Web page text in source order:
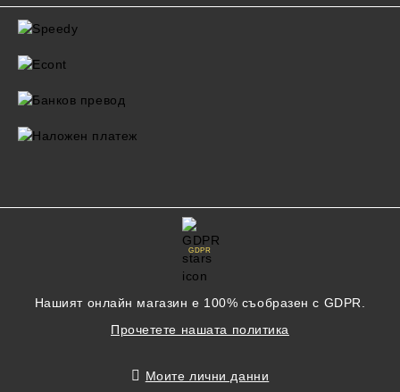
GDPR
Нашият онлайн магазин е 100% съобразен с GDPR.
Прочетете нашата политика
Моите лични данни